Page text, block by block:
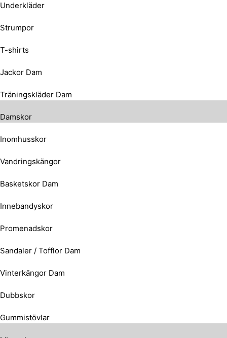
Underkläder
Strumpor
T-shirts
Jackor Dam
Träningskläder Dam
Damskor
Inomhusskor
Vandringskängor
Basketskor Dam
Innebandyskor
Promenadskor
Sandaler / Tofflor Dam
Vinterkängor Dam
Dubbskor
Gummistövlar